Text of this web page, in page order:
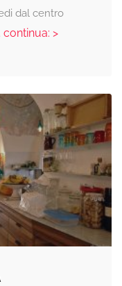
dal centro
>